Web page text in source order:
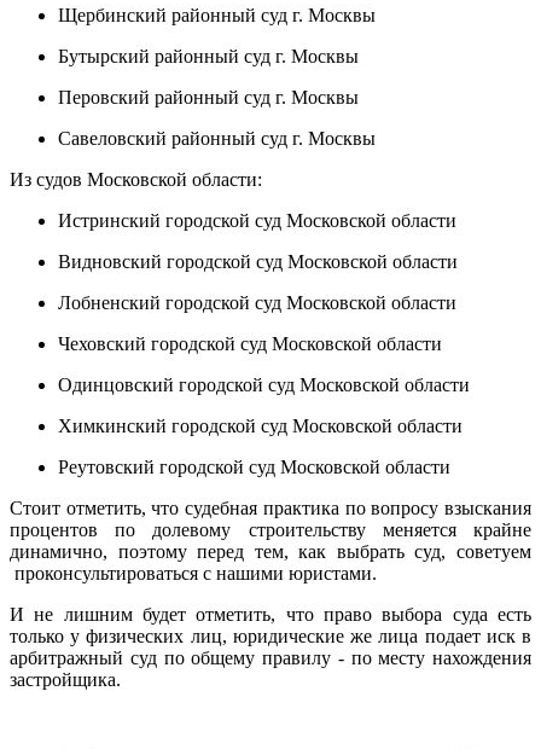
Щербинский районный суд г. Москвы
Бутырский районный суд г. Москвы
Перовский районный суд г. Москвы
Савеловский районный суд г. Москвы
Из судов Московской области:
Истринский городской суд Московской области
Видновский городской суд Московской области
Лобненский городской суд Московской области
Чеховский городской суд Московской области
Одинцовский городской суд Московской области
Химкинский городской суд Московской области
Реутовский городской суд Московской области
Стоит отметить, что судебная практика по вопросу взыскания
процентов по долевому строительству меняется крайне
динамично, поэтому перед тем, как выбрать суд, советуем
проконсультироваться с нашими юристами.
И не лишним будет отметить, что право выбора суда есть
только у физических лиц, юридические же лица подает иск в
арбитражный суд по общему правилу - по месту нахождения
застройщика.